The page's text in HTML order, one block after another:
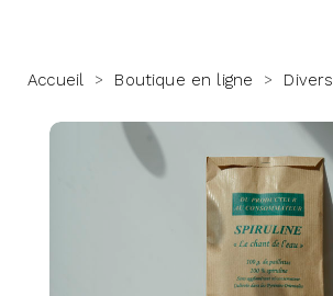
Accueil > Boutique en ligne > Divers